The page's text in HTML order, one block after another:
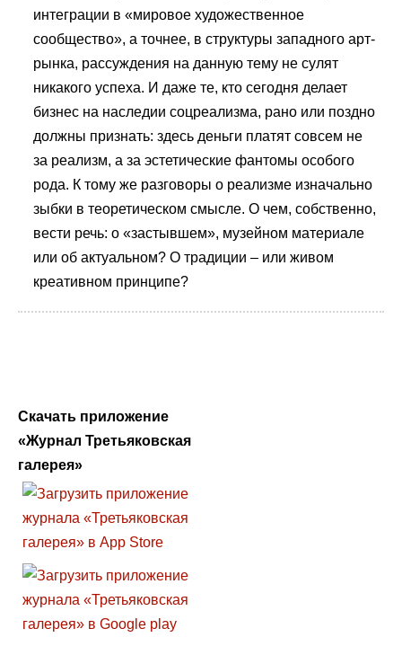
интеграции в «мировое художественное
сообщество», а точнее, в структуры западного арт-
рынка, рассуждения на данную тему не сулят
никакого успеха. И даже те, кто сегодня делает
бизнес на наследии соцреализма, рано или поздно
должны признать: здесь деньги платят совсем не
за реализм, а за эстетические фантомы особого
рода. К тому же разговоры о реализме изначально
зыбки в теоретическом смысле. О чем, собственно,
вести речь: о «застывшем», музейном материале
или об актуальном? О традиции – или живом
креативном принципе?
Скачать приложение
«Журнал Третьяковская
галерея»